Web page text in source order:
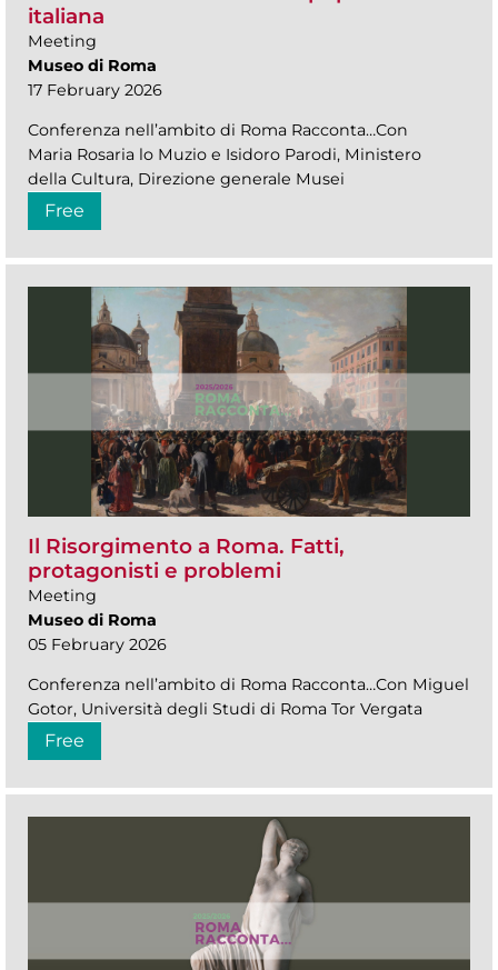
italiana
Meeting
Museo di Roma
17 February 2026
Conferenza nell’ambito di Roma Racconta…Con
Maria Rosaria lo Muzio e Isidoro Parodi, Ministero
della Cultura, Direzione generale Musei
Free
Il Risorgimento a Roma. Fatti,
protagonisti e problemi
Meeting
Museo di Roma
05 February 2026
Conferenza nell’ambito di Roma Racconta…Con Miguel
Gotor, Università degli Studi di Roma Tor Vergata
Free